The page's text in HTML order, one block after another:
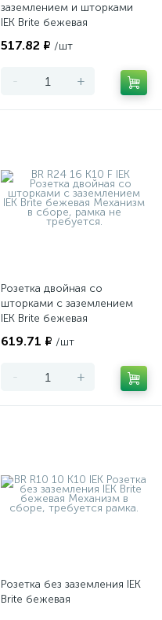
заземлением и шторками
IEK Brite бежевая
517.82 ₽ /шт
- +
Розетка двойная со
шторками с заземлением
IEK Brite бежевая
619.71 ₽ /шт
- +
Розетка без заземления IEK
Brite бежевая